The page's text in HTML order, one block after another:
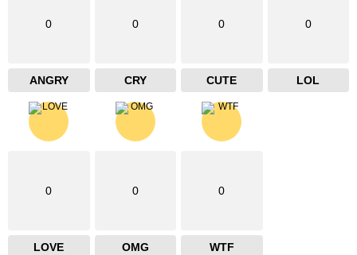
0
ANGRY
0
CRY
0
CUTE
0
LOL
0
LOVE
0
OMG
0
WTF